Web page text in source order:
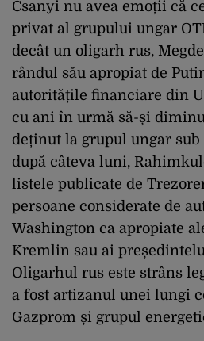
Csanyi nu avea emoții că
privat al grupului ungar
decât un oligarh rus,
rândul său apropiat de
autoritățile financiare din
cu ani în urmă să-și
deținut la grupul ungar sub
după câteva luni,
listele publicate de
persoane considerate de
Washington ca apropiate
Kremlin sau ai
Oligarhul rus este strâns
a fost artizanul unei lungi
Gazprom și grupul